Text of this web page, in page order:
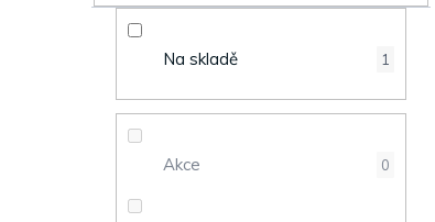
t
Na skladě 1
Akce 0